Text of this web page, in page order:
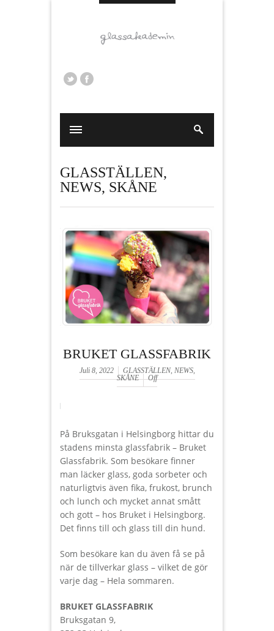
GLASSTÄLLEN,
NEWS, SKÅNE
BRUKET GLASSFABRIK
Juli 8, 2022 GLASSTÄLLEN, NEWS,
SKÅNE
Off
På Bruksgatan i Helsingborg hittar du
stadens minsta glassfabrik – Bruket
Glassfabrik. Som besökare finner
man läcker glass, goda sorbeter och
naturligtvis även fika, frukost, brunch
och lunch och mycket annat smått
och gott – hos Bruket i Helsingborg.
Det finns till och glass till din hund.
Som besökare kan du även få se på
när de tillverkar glass – vilket de gör
varje dag – Hela sommaren.
BRUKET GLASSFABRIK
Bruksgatan 9,